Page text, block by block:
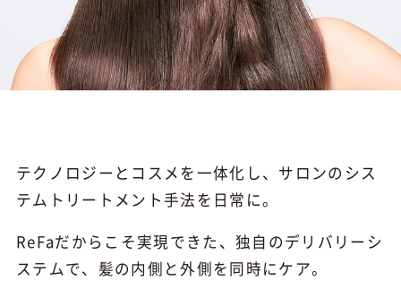
テクノロジーとコスメを一体化し、サロンのシス
テムトリートメント手法を日常に。
ReFaだからこそ実現できた、独自のデリバリーシ
ステムで、髪の内側と外側を同時にケア。